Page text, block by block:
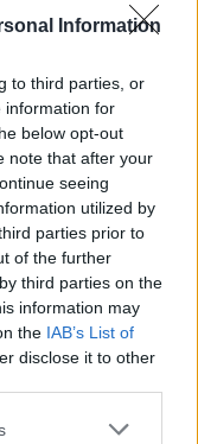
Information
to third parties, or
information for
below opt-out
note that after your
seeing
utilized by
parties prior to
of the further
third parties on the
information may
the IAB’s List of
disclose it to other
or more Google
család
szakaszait.
velük, még a
oldották,
már arról
Sőt, nem
hanem